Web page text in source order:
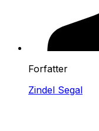
Forfatter
Zindel Segal